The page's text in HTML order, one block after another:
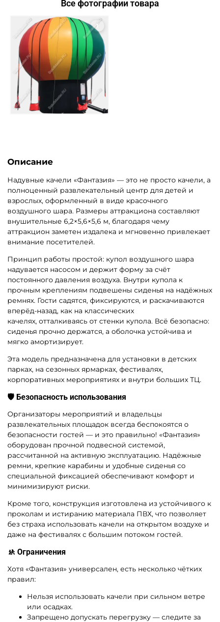
Все фотографии товара
1
Описание
Надувные качели «Фантазия» — это не просто качели, а
полноценный развлекательный центр для детей и
взрослых, оформленный в виде красочного
воздушного шара. Размеры аттракциона составляют
внушительные 6,2×5,6×5,6 м, благодаря чему
аттракцион заметен издалека и мгновенно привлекает
внимание посетителей.
Принцип работы простой: купол воздушного шара
надувается насосом и держит форму за счёт
постоянного давления воздуха. Внутри купола к
прочным креплениям подвешены сиденья на надёжных
ремнях. Гости садятся, фиксируются, и раскачиваются
вперёд-назад, как на классических
качелях, отталкиваясь от стенки купола. Всё безопасно:
сиденья прочно держатся, а оболочка устойчива и
мягко амортизирует.
Эта модель предназначена для установки в детских
парках, на сезонных ярмарках, фестивалях,
корпоративных мероприятиях и внутри больших ТЦ.
🛡️ Безопасность использования
Организаторы мероприятий и владельцы
развлекательных площадок всегда беспокоятся о
безопасности гостей — и это правильно! «Фантазия»
оборудован прочной подвесной системой,
рассчитанной на активную эксплуатацию. Надёжные
ремни, крепкие карабины и удобные сиденья со
специальной фиксацией обеспечивают комфорт и
минимизируют риски.
Кроме того, конструкция изготовлена из устойчивого к
проколам и истиранию материала ПВХ, что позволяет
без страха использовать качели на открытом воздухе и
даже на фестивалях с большим потоком гостей.
🚸 Ограничения
Хотя «Фантазия» универсален, есть несколько чётких
правил:
Нельзя использовать качели при сильном ветре
или осадках.
Запрещено допускать перегрузку — следите за